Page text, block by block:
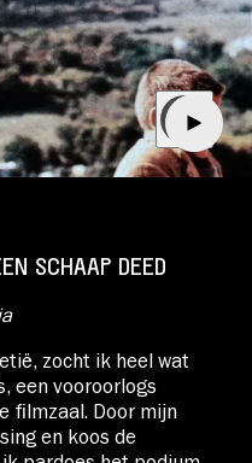
SCHAAP DEED
zocht ik heel wat
een vooroorlogs
filmzaal. Door mijn
en koos de